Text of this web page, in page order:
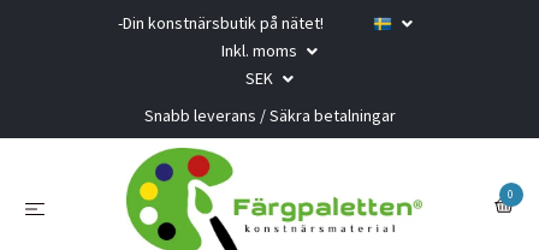
-Din konstnärsbutik på nätet!
Inkl. moms
SEK
Snabb leverans / Säkra betalningar
0